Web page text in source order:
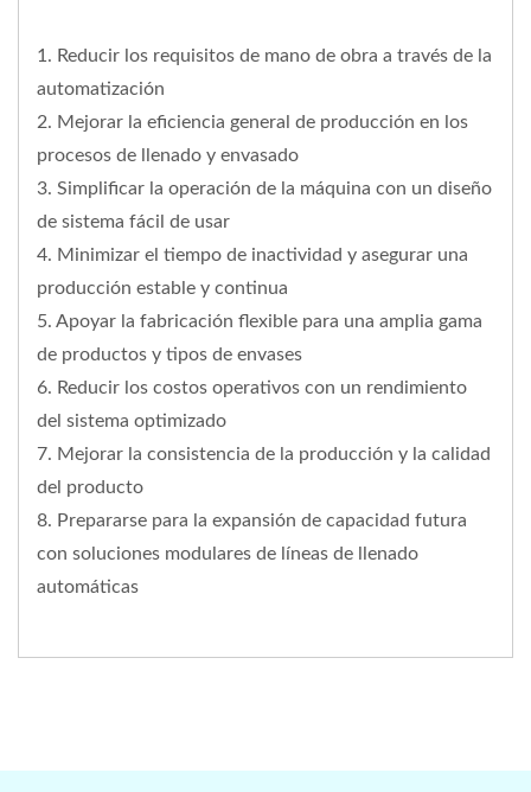
1. Reducir los requisitos de mano de obra a través de la
automatización
2. Mejorar la eficiencia general de producción en los
procesos de llenado y envasado
3. Simplificar la operación de la máquina con un diseño
de sistema fácil de usar
4. Minimizar el tiempo de inactividad y asegurar una
producción estable y continua
5. Apoyar la fabricación flexible para una amplia gama
de productos y tipos de envases
6. Reducir los costos operativos con un rendimiento
del sistema optimizado
7. Mejorar la consistencia de la producción y la calidad
del producto
8. Prepararse para la expansión de capacidad futura
con soluciones modulares de líneas de llenado
automáticas